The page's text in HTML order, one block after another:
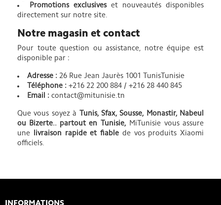
Promotions exclusiveset nouveautés disponibles
directement sur notre site.
Notre magasin et contact
Pour toute question ou assistance, notre équipe est
disponible par :
Adresse : 26 Rue Jean Jaurès 1001 TunisTunisie
Téléphone : +216 22 200 884 / +216 28 440 845
Email : contact@mitunisie.tn
Que vous soyez à
Tunis, Sfax, Sousse, Monastir, Nabeul
ou Bizerte.. partout en Tunisie,MiTunisie vous assure
une livraison rapide et fiable de vos produits Xiaomi
officiels.